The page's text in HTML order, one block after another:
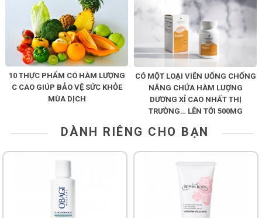
10 THỰC PHẨM CÓ HÀM LƯỢNG
C CAO GIÚP BẢO VỆ SỨC KHỎE
MÙA DỊCH
CÓ MỘT LOẠI VIÊN UỐNG CHỐNG
NẮNG CHỨA HÀM LƯỢNG
DƯƠNG XỈ CAO NHẤT THỊ
TRƯỜNG… LÊN TỚI 500MG
DÀNH RIÊNG CHO BẠN